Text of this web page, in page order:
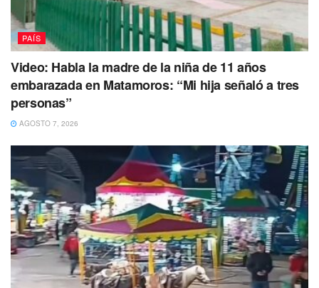
PAÍS
Video: Habla la madre de la niña de 11 años
embarazada en Matamoros: “Mi hija señaló a tres
personas”
AGOSTO 7, 2026